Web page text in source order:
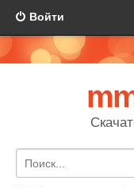
Войти